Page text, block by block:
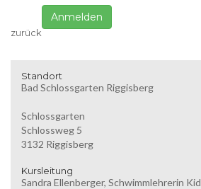
zurück
Anmelden
Standort
Bad Schlossgarten Riggisberg
Schlossgarten
Schlossweg 5
3132 Riggisberg
Kursleitung
Sandra Ellenberger, Schwimmlehrerin